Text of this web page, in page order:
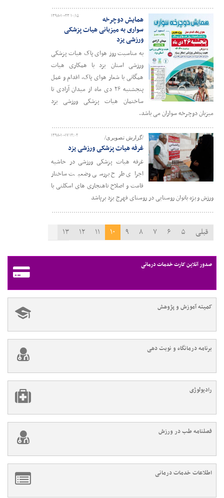
۱۳۹۸-۱۰-۲۳ ۱۰:۱۵
همایش دوچرخه
سواری به میزبانی هیات پزشکی
ورزشی یزد
به مناسبت روز هوای پاک هیات پزشکی
ورزشی استان یزد با همکاری هیات
همگانی با شعار هوای پاک، اقدام و عمل
پنجشنبه ۲۶ دی ماه از میدان آزادی تا
ساختمان هیات پزشکی ورزشی یزد
میزبان دوچرخه سواران می باشد.
۱۳۹۸-۱۰-۱۷ ۱۲:۰۲ /گزارش تصویری/
غرفه هیات پزشکی ورزشی یزد
غرفه هیات پزشکی ورزشی در حاشیه
اجرای طرح بررسی وضعیت ساختار
قامت و اصلاح ناهنجاری های اسکلتی با
ورزش ویژه بانوان روستایی در روستای فهرج یزد برپاشد
قبلی ۵ ۶ ۷ ۸ ۹ ۱۰ ۱۱ ۱۲
۱۳
صدور آنلاین کارت خدمات درمانی
کمیته آموزش و پژوهش
برنامه درمانگاه و نوبت دهی
رادیولوژی
فصلنامه طب در ورزش
اطلاعات خدمات درمانی